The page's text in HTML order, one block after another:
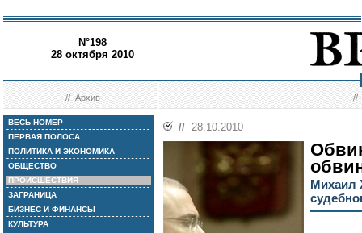
N°198
28 октября 2010
//Архив //
ВЕСЬ НОМЕР
ПЕРВАЯ ПОЛОСА
ПОЛИТИКА И ЭКОНОМИКА
ОБЩЕСТВО
ПРОИСШЕСТВИЯ
ЗАГРАНИЦА
БИЗНЕС И ФИНАНСЫ
КУЛЬТУРА
// 28.10.2010
Михаил